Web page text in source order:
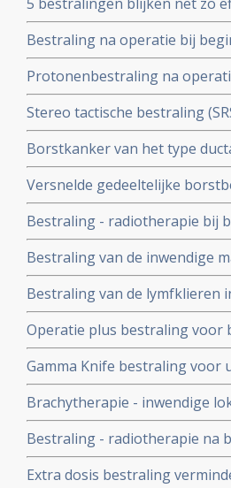
blijkt uit het Fast Forward-
Bestraling na operatie bij
langere ziektevrije tijd tot
overlevingen na 10 jaar dan
Protonenbestraling na
controle na 2 jaar, lage
longbescherming en
Stereo tactische bestraling
geeft betere overal
((WBRT)
Borstkanker van het type
met alleen operatie en/of
een recidief nog verder
Versnelde gedeeltelijke
zelfde resultaten op
boostbestraling van de hele
Bestraling - radiotherapie bij
geeft langere overleving voor
in proefschrift
Bestraling van de inwendige
overall overleving en geeft
Bestraling van de lymfklieren
geeft significant minder
lymfklieren in de oksels en
Operatie plus bestraling
maar tot minder overall
Gamma Knife bestraling voor
borstkanker geeft significant
bij Her2 Neu positieve
Brachytherapie - inwendige
operatie van borstkanker
zelfde risico tegen recidief
bovenlichaamsbestraling
Bestraling - radiotherapie na
significant de kans op een
grote EBCTCG studie bij
Extra dosis bestraling